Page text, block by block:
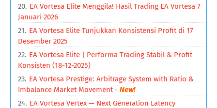
EA Vortesa Elite Menggila! Hasil Trading EA Vortesa 7
Januari 2026
EA Vortesa Elite Tunjukkan Konsistensi Profit di 17
Desember 2025
EA Vortesa Elite | Performa Trading Stabil & Profit
Konsisten (18-12-2025)
EA Vortesa Prestige: Arbitrage System with Ratio &
Imbalance Market Movement-New!
EA Vortesa Vertex — Next Generation Latency